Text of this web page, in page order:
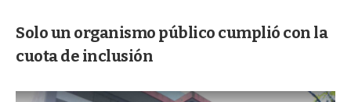
Solo un organismo público cumplió con la
cuota de inclusión